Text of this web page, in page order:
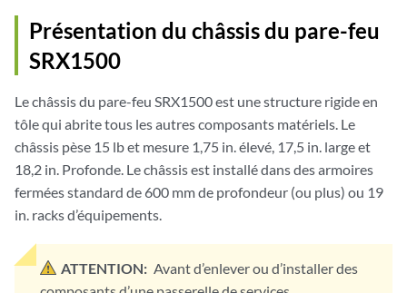
Présentation du châssis du pare-feu
SRX1500
Le châssis du pare-feu SRX1500 est une structure rigide en
tôle qui abrite tous les autres composants matériels. Le
châssis pèse 15 lb et mesure 1,75 in. élevé, 17,5 in. large et
18,2 in. Profonde. Le châssis est installé dans des armoires
fermées standard de 600 mm de profondeur (ou plus) ou 19
in. racks d’équipements.
ATTENTION: Avant d’enlever ou d’installer des